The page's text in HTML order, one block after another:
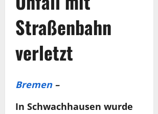
Straßenbahn
verletzt
Bremen–
In Schwachhausen wurde